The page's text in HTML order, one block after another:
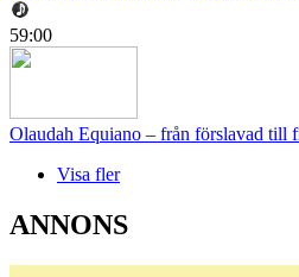
59:00
Olaudah Equiano – från förslavad till
Visa fler
ANNONS